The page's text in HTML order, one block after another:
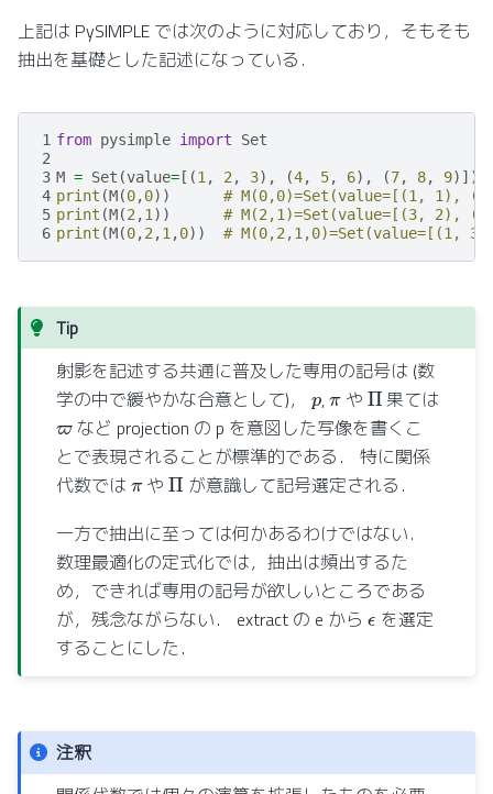
上記は PySIMPLE では次のように対応しており，そもそも
抽出を基礎とした記述になっている．
1 from pysimple import
Set
2
3 M = Set (value=[(1 , 2 , 3), (4, 5, 6), (7, 8, 9)])
4 print (M(0,0))
# M(0,0)=Set(value=[(1, 1),
5 print (M(2 ,1 ))
# M(2,1)=Set(value=[(3, 2),
6 print (M(0,2 ,1 ,0)) #
Tip
射影を記述する共通に普及した専用の記号は (数
学の中で緩やかな合意として)，p,πや Π 果ては
ϖなど projection の p を意図した写像を書くこ
とで表現されることが標準的である． 特に関係
代数ではπ やΠ が意識して記号選定される．
一方で抽出に至っては何かあるわけではない．
数理最適化の定式化では，抽出は頻出するた
め，できれば専用の記号が欲しいところである
が，残念ながらない． extract の e からϵ を選定
することにした．
注釈